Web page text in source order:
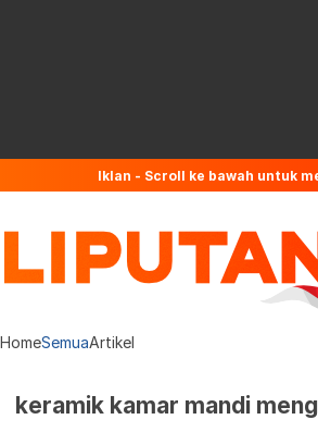
Iklan - Scroll ke bawah untuk
HomeSemuaArtikel
keramik kamar mandi